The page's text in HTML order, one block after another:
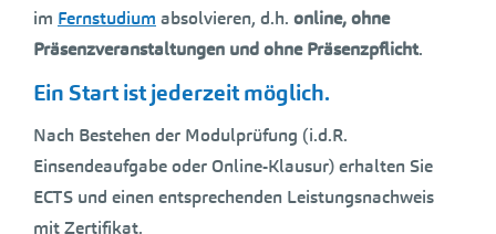
im Fernstudium absolvieren, d.h. online, ohne
Präsenzveranstaltungen und ohne Präsenzpflicht.
Ein Start ist jederzeit möglich.
Nach Bestehen der Modulprüfung (i.d.R.
Einsendeaufgabe oder Online-Klausur) erhalten Sie
ECTS und einen entsprechenden Leistungsnachweis
mit Zertifikat.